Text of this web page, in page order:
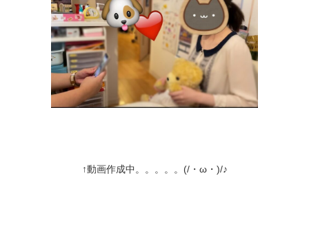
↑動画作成中。。。。。(/・ω・)/♪